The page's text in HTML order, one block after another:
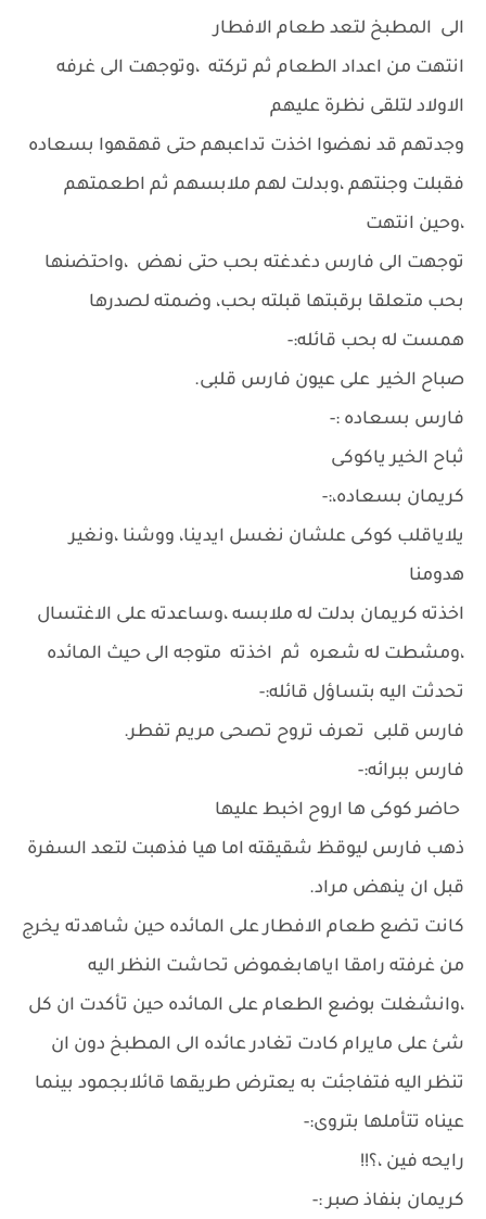
الى المطبخ لتعد طعام الافطار
انتهت من اعداد الطعام ثم تركته ،وتوجهت الى غرفه
الاولاد لتلقى نظرة عليهم
وجدتهم قد نهضوا اخذت تداعبهم حتى قهقهوا بسعاده
فقبلت وجنتهم ،وبدلت لهم ملابسهم ثم اطعمتهم
،وحين انتهت
توجهت الى فارس دغدغته بحب حتى نهض ،واحتضنها
بحب متعلقا برقبتها قبلته بحب، وضمته لصدرها
همست له بحب قائله:-
صباح الخير على عيون فارس قلبى.
فارس بسعاده :-
ثباح الخير ياكوكى
كريمان بسعاده،:-
يلاياقلب كوكى علشان نغسل ايدينا، ووشنا ،ونغير
هدومنا
اخذته كريمان بدلت له ملابسه ،وساعدته على الاغتسال
،ومشطت له شعره ثم اخذته متوجه الى حيث المائده
تحدثت اليه بتساؤل قائله:-
فارس قلبى تعرف تروح تصحى مريم تفطر.
فارس ببرائه:-
حاضر كوكى ها اروح اخبط عليها
ذهب فارس ليوقظ شقيقته اما هيا فذهبت لتعد السفرة
قبل ان ينهض مراد.
كانت تضع طعام الافطار على المائده حين شاهدته يخرج
من غرفته رامقا اياهابغموض تحاشت النظر اليه
،وانشغلت بوضع الطعام على المائده حين تأكدت ان كل
شئ على مايرام كادت تغادر عائده الى المطبخ دون ان
تنظر اليه فتفاجئت به يعترض طريقها قائلابجمود بينما
عيناه تتأملها بتروى:-
رايحه فين ،؟!!
كريمان بنفاذ صبر :-